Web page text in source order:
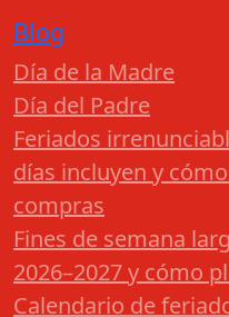
Blog
Día de la Madre
Día del Padre
Feriados
días incluyen y
compras
Fines de semana
2026–2027 y cómo
Calendario de